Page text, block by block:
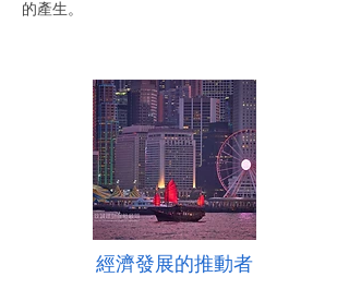
的產生。
經濟發展的推動者